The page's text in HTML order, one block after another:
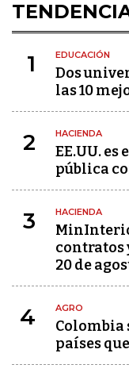
1 EDUCACIÓN
Dos
las 10
2 HACIENDA
EE.UU.
pública
3 HACIENDA
contratos
20 de
4 AGRO
Colombia
países